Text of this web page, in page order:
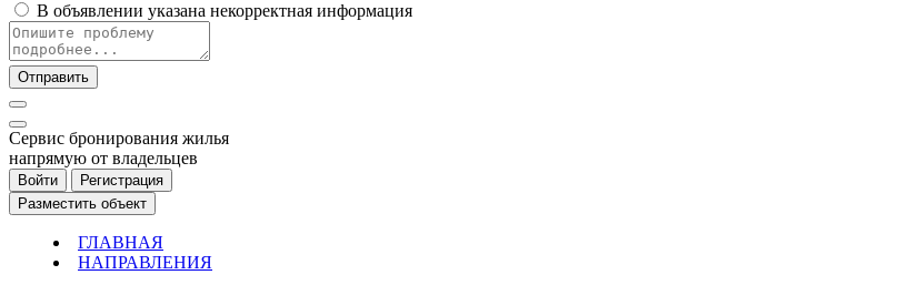
В объявлении указана некорректная информация
Отправить
Cервис бронирования жилья
напрямую от владельцев
Войти
Регистрация
Разместить объект
ГЛАВНАЯ
НАПРАВЛЕНИЯ